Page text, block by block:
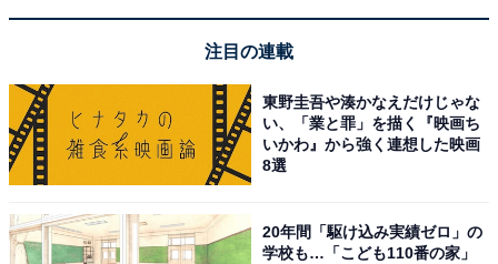
注目の連載
東野圭吾や湊かなえだけじゃな
い、「業と罪」を描く『映画ち
いかわ』から強く連想した映画
8選
20年間「駆け込み実績ゼロ」の
学校も…「こども110番の家」